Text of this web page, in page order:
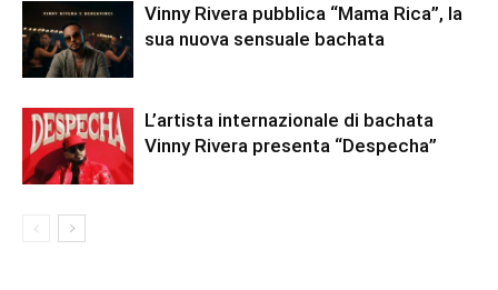
Vinny Rivera pubblica “Mama Rica”, la
sua nuova sensuale bachata
L’artista internazionale di bachata
Vinny Rivera presenta “Despecha”